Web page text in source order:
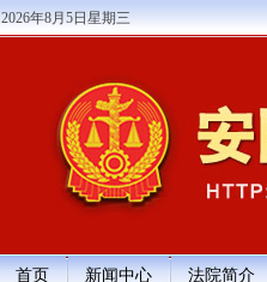
2026年8月5日星期三
首页 新闻中心 法院简介